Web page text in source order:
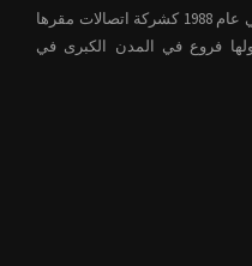
تأسست شركة عبد الرحمن الشريف في عام 1988 كشركة اتصالات مقرها
فروع في المدن الكبرى في